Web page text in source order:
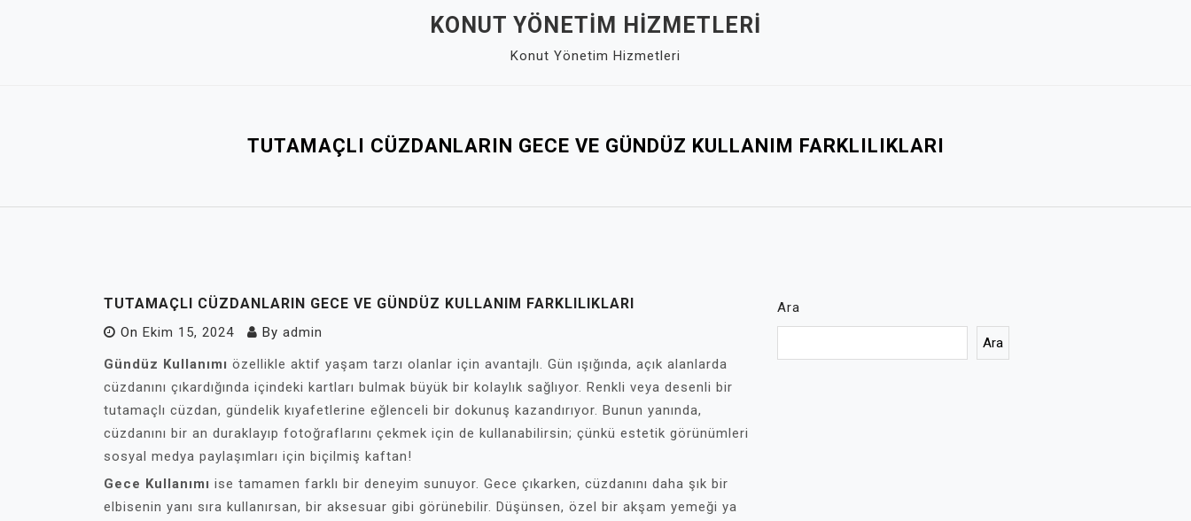
KONUT YÖNETIM HIZMETLERI
Konut Yönetim Hizmetleri
TUTAMAÇLI CÜZDANLARIN GECE VE GÜNDÜZ KULLANIM FARKLILIKLARI
TUTAMAÇLI CÜZDANLARIN GECE VE GÜNDÜZ KULLANIM FARKLILIKLARI
On Ekim 15, 2024 By admin
Gündüz Kullanımı özellikle aktif yaşam tarzı olanlar için avantajlı. Gün ışığında, açık alanlarda
cüzdanını çıkardığında içindeki kartları bulmak büyük bir kolaylık sağlıyor. Renkli veya desenli bir
tutamaçlı cüzdan, gündelik kıyafetlerine eğlenceli bir dokunuş kazandırıyor. Bunun yanında,
cüzdanını bir an duraklayıp fotoğraflarını çekmek için de kullanabilirsin; çünkü estetik görünümleri
sosyal medya paylaşımları için biçilmiş kaftan!
Gece Kullanımı ise tamamen farklı bir deneyim sunuyor. Gece çıkarken, cüzdanını daha şık bir
elbisenin yanı sıra kullanırsan, bir aksesuar gibi görünebilir. Düşünsen, özel bir akşam yemeği ya
Ara
Ara